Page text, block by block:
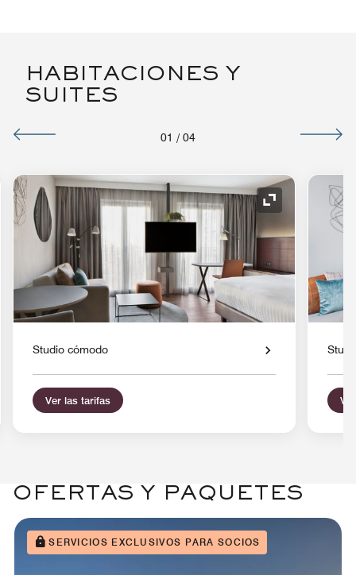
HABITACIONES Y
SUITES
01 / 04
de expansión Icono de
Studio cómodo
Ver las tarifas
OFERTAS Y PAQUETES
SERVICIOS EXCLUSIVOS PARA SOCIOS